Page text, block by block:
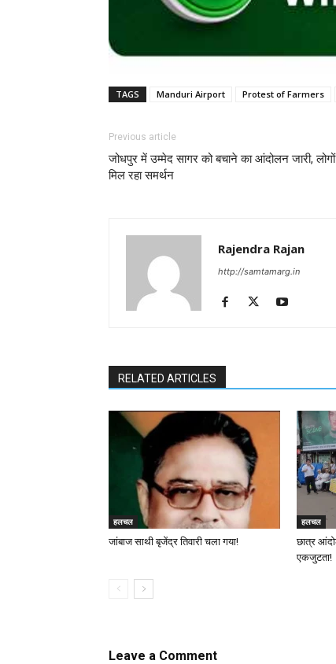
TAGS Manduri Airport Protest of Farmers
Previous article
जोधपुर में उम्मेद सागर को बचाने का आंदोलन जारी,
मिल रहा समर्थन
Rajendra Rajan
http://samtamarg.in
RELATED ARTICLES
हलचल
जांबाज साथी बृजेंद्र तिवारी चला गया!
हलचल
छात्र
एकजुटता!
Leave a Comment